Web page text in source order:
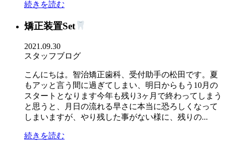
続きを読む
矯正装置Set
2021.09.30
スタッフブログ
こんにちは。智治矯正歯科、受付助手の松田です。夏
もアッと言う間に過ぎてしまい、明日からもう10月の
スタートとなります今年も残り3ヶ月で終わってしまう
と思うと、月日の流れる早さに本当に恐ろしくなって
しまいますが、やり残した事がない様に、残りの...
続きを読む